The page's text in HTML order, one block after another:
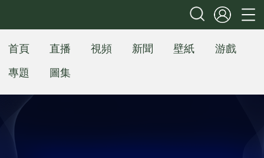
首頁 直播 視頻 新聞 壁紙
游戲
專題
圖集